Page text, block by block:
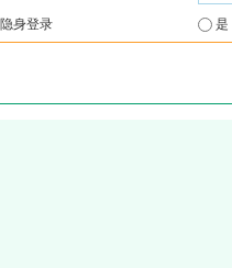
隐身登录